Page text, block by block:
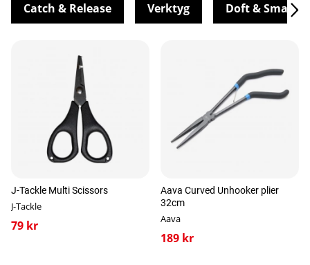
Catch & Release Verktyg Doft & Smak
J-Tackle Multi Scissors
J-Tackle
79 kr
Aava Curved Unhooker plier
32cm
Aava
189 kr